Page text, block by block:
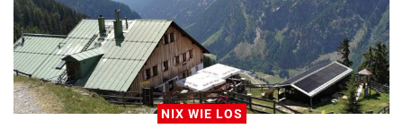
NIX WIE LOS